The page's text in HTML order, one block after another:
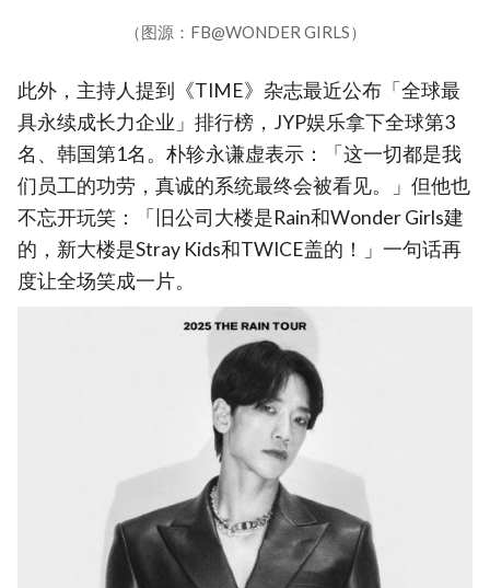
（图源：FB@WONDER GIRLS）
此外，主持人提到《TIME》杂志最近公布「全球最
具永续成长力企业」排行榜，JYP娱乐拿下全球第3
名、韩国第1名。朴轸永谦虚表示：「这一切都是我
们员工的功劳，真诚的系统最终会被看见。」但他也
不忘开玩笑：「旧公司大楼是Rain和Wonder Girls建
的，新大楼是Stray Kids和TWICE盖的！」一句话再
度让全场笑成一片。